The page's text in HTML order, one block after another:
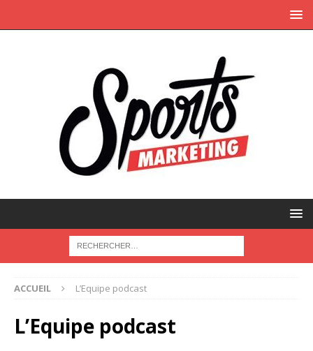
ACCUEIL L’Equipe podcast
L’Equipe podcast